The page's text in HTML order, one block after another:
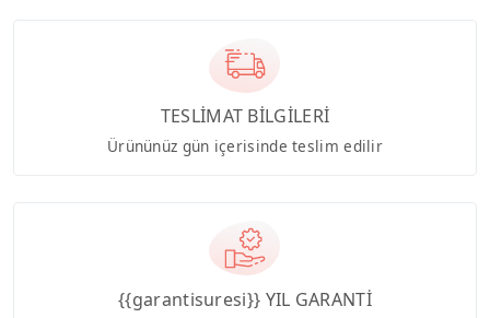
TESLİMAT BİLGİLERİ
Ürününüz gün içerisinde teslim edilir
{{garantisuresi}} YIL GARANTİ